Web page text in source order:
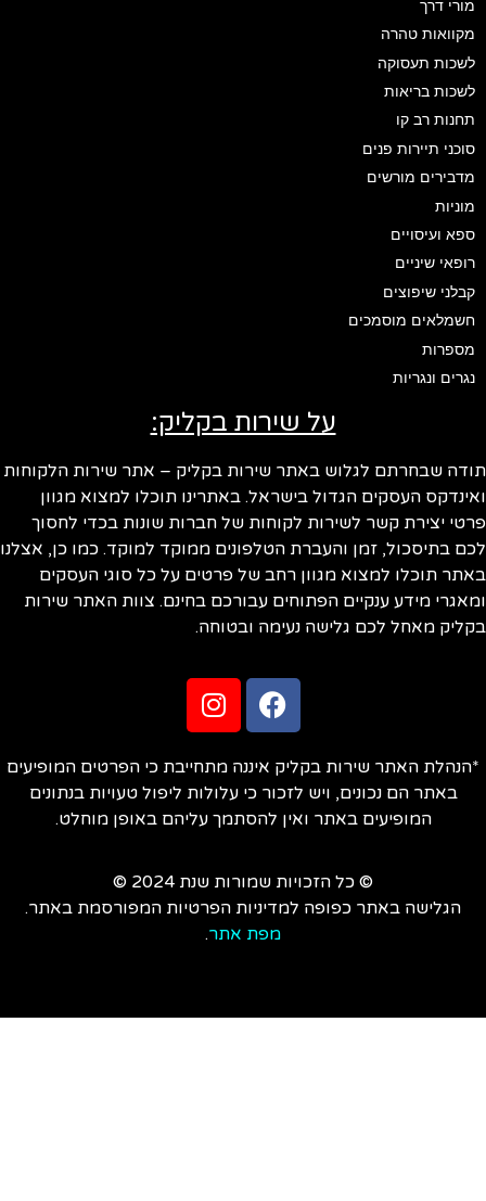
מורי דרך
מקוואות טהרה
לשכות תעסוקה
לשכות בריאות
תחנות רב קו
סוכני תיירות פנים
מדבירים מורשים
מוניות
ספא ועיסויים
רופאי שיניים
קבלני שיפוצים
חשמלאים מוסמכים
מספרות
נגרים ונגריות
על שירות בקליק:
שבחרתם לגלוש באתר שירות בקליק – אתר שירות הלקוחות
העסקים הגדול בישראל. באתרינו תוכלו למצוא מגוון
יצירת קשר לשירות לקוחות של חברות שונות בכדי לחסוך
בתיסכול, זמן והעברת הטלפונים ממוקד למוקד. כמו כן, אצלנו
תוכלו למצוא מגוון רחב של פרטים על כל סוגי העסקים
מידע ענקיים הפתוחים עבורכם בחינם. צוות האתר שירות
מאחל לכם גלישה נעימה ובטוחה.
האתר שירות בקליק איננה מתחייבת כי הפרטים המופיעים
באתר הם נכונים, ויש לזכור כי עלולות ליפול טעויות בנתונים
המופיעים באתר ואין להסתמך עליהם באופן מוחלט.
© כל הזכויות שמורות שנת 2024 ©
הגלישה באתר כפופה למדיניות הפרטיות המפורסמת באתר.
מפת אתר.